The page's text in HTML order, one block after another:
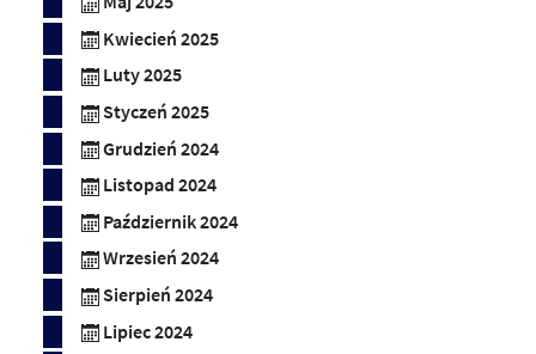
Kwiecień 2025
Luty 2025
Styczeń 2025
Grudzień 2024
Listopad 2024
Październik 2024
Wrzesień 2024
Sierpień 2024
Lipiec 2024